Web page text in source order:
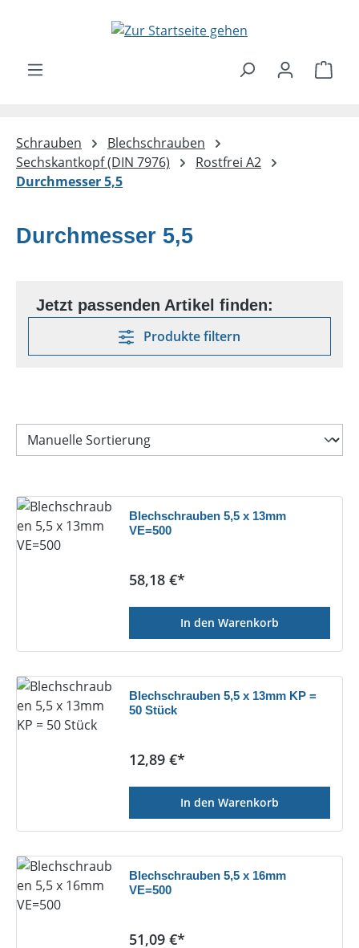
Zum Hauptinhalt springen
Schrauben
Blechschrauben
Sechskantkopf (DIN 7976)
Rostfrei A2
Durchmesser 5,5
Durchmesser 5,5
Produkte filtern
Blechschrauben 5,5 x 13mm
VE=500
Regulärer Preis:
58,18 €*
In den Warenkorb
Blechschrauben 5,5 x 13mm KP =
50 Stück
Regulärer Preis:
12,89 €*
In den Warenkorb
Blechschrauben 5,5 x 16mm
VE=500
Regulärer Preis:
51,09 €*